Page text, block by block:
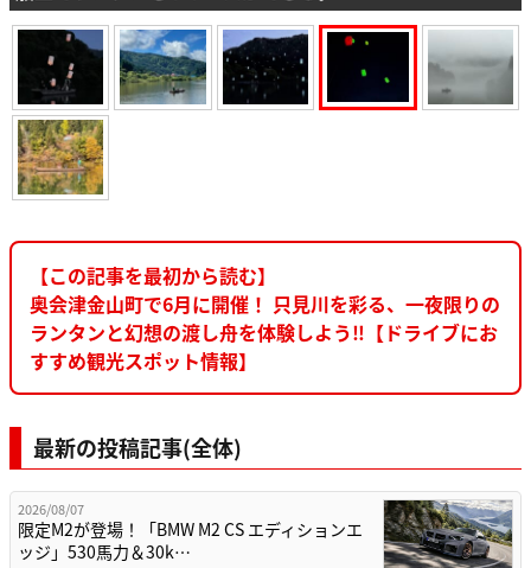
【この記事を最初から読む】
奥会津金山町で6月に開催！ 只見川を彩る、一夜限りの
ランタンと幻想の渡し舟を体験しよう‼【ドライブにお
すすめ観光スポット情報】
最新の投稿記事(全体)
2026/08/07
限定M2が登場！「BMW M2 CS エディションエ
ッジ」530馬力＆30k…